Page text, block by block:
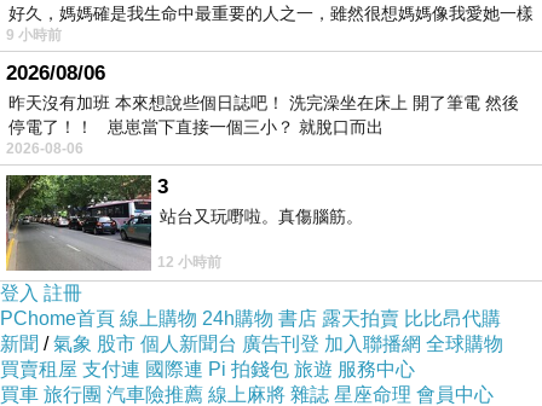
好久，媽媽確是我生命中最重要的人之一，雖然很想媽媽像我愛她一樣
9 小時前
2026/08/06
昨天沒有加班 本來想說些個日誌吧！ 洗完澡坐在床上 開了筆電 然後
停電了！！ 崽崽當下直接一個三小？ 就脫口而出
2026-08-06
3
站台又玩嘢啦。真傷腦筋。
12 小時前
登入 註冊
PChome首頁 線上購物 24h購物 書店 露天拍賣 比比昂代購
新聞 /氣象 股市 個人新聞台 廣告刊登 加入聯播網 全球購物
買賣租屋 支付連 國際連 Pi 拍錢包 旅遊 服務中心
買車 旅行團 汽車險推薦 線上麻將 雜誌 星座命理 會員中心